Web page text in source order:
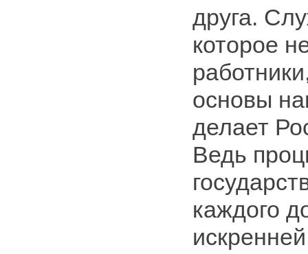
друга.
которое
основы
делает
Ведь
каждого